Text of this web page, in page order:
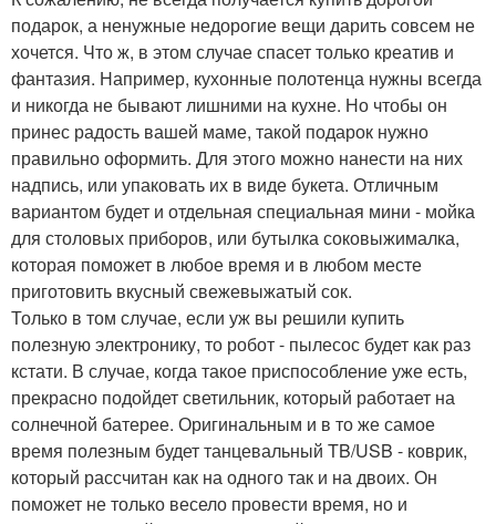
подарок, а ненужные недорогие вещи дарить совсем не
хочется. Что ж, в этом случае спасет только креатив и
фантазия. Например, кухонные полотенца нужны всегда
и никогда не бывают лишними на кухне. Но чтобы он
принес радость вашей маме, такой подарок нужно
правильно оформить. Для этого можно нанести на них
надпись, или упаковать их в виде букета. Отличным
вариантом будет и отдельная специальная мини - мойка
для столовых приборов, или бутылка соковыжималка,
которая поможет в любое время и в любом месте
приготовить вкусный свежевыжатый сок.
Только в том случае, если уж вы решили купить
полезную электронику, то робот - пылесос будет как раз
кстати. В случае, когда такое приспособление уже есть,
прекрасно подойдет светильник, который работает на
солнечной батерее. Оригинальным и в то же самое
время полезным будет танцевальный TB/USB - коврик,
который рассчитан как на одного так и на двоих. Он
поможет не только весело провести время, но и